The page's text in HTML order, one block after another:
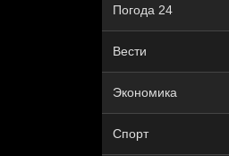
Погода 24
Вести
Экономика
Спорт